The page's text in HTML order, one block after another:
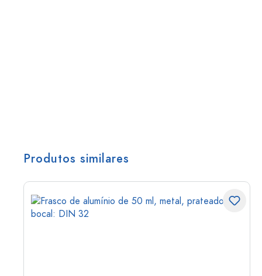
Produtos similares